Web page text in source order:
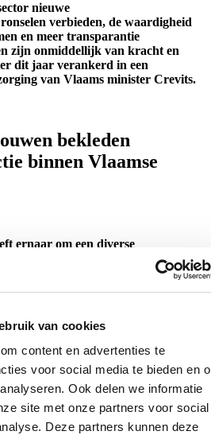
van cookies
content en advertenties te
voor social media te bieden en
Ook delen we informatie
site met onze partners voor social
Deze partners kunnen deze
nieuwe
verbieden, de waardigheid
en meer transparantie
zijn onmiddellijk van kracht en
dit jaar verankerd in een
van Vlaams minister Crevits.
bekleden
binnen Vlaamse
ernaar om een diverse
Uit de nieuwe diversiteitscijfers van
van de medewerkers een
jaar gestart zijn, zorgen voor een
naar 47,7% van vrouwen in
Crevits wil deze trajecten ook
toe te leiden naar een functie
van de Vlaamse overheid.